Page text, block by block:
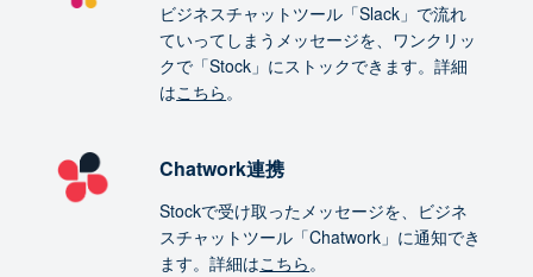
ビジネスチャットツール「Slack」で流れ
ていってしまうメッセージを、ワンクリッ
クで「Stock」にストックできます。詳細
はこちら。
Chatwork連携
Stockで受け取ったメッセージを、ビジネ
スチャットツール「Chatwork」に通知でき
ます。詳細はこちら。